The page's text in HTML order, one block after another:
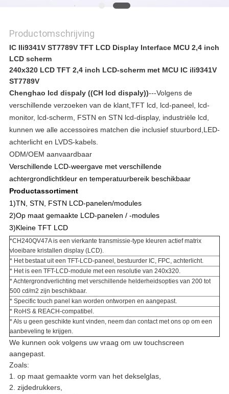
Productomschrijving
IC Ili9341V ST7789V TFT LCD Display Interface MCU 2,4 inch
LCD scherm
240x320 LCD TFT 2,4 inch LCD-scherm met MCU IC ili9341V
ST7789V
Chenghao lcd dispaly ((CH lcd dispaly))---Volgens de
verschillende verzoeken van de klant,TFT lcd, lcd-paneel, lcd-
monitor, lcd-scherm, FSTN en STN lcd-display, industriële lcd,
kunnen we alle accessoires matchen die inclusief stuurbord,LED-
achterlicht en LVDS-kabels.
ODM/OEM aanvaardbaar
Verschillende LCD-weergave met verschillende
achtergrondlichtkleur en temperatuurbereik beschikbaar
Productassortiment
1)TN, STN, FSTN LCD-panelen/modules
2)Op maat gemaakte LCD-panelen / -modules
3)Kleine TFT LCD
*CH240QV47A is een vierkante transmissie-type kleuren actief matrix
vloeibare kristallen display (LCD).
* Het bestaat uit een TFT-LCD-paneel, bestuurder IC, FPC, achterlicht.
* Het is een TFT-LCD-module met een resolutie van 240x320.
* Achtergrondverlichting met verschillende helderheidsopties van 200 tot
500 cd/m2 zijn beschikbaar.
* Specific touch panel kan worden ontworpen en aangepast.
* RoHS & REACH-compatibel.
* Als u geen geschikte kunt vinden, neem dan contact met ons op om een
aanbeveling te krijgen.
We kunnen ook volgens uw vraag om uw touchscreen
aangepast.
Zoals:
1. op maat gemaakte vorm van het dekselglas,
2. zijdedrukkers,